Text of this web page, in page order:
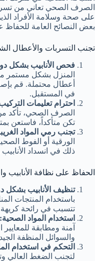
الصرف الصحي تعاني من
على صحة وسلامة الأفراد
بعض النصائح العامة
تجنب التسربات والأعطال
فحص الأنابيب بشكل
المنزل بشكل مستمر
أعطال محتملة. قم
في المستقبل.
احترام تعليمات
الصرف الصحي، تأكد من
تكن متأكداً، فاستعن
تجنب رمي المواد
الورقية أو الفوط
ذلك في انسداد
الحفاظ على نظافة
تنظيف الأنابيب بشكل
باستخدام المنتجات
تتسبب في رائحة
استخدام المواد الصحية:
آمنة ومطابقة
والسوائل المنظفة
التحكم في استخدام
لتجنب الضغط